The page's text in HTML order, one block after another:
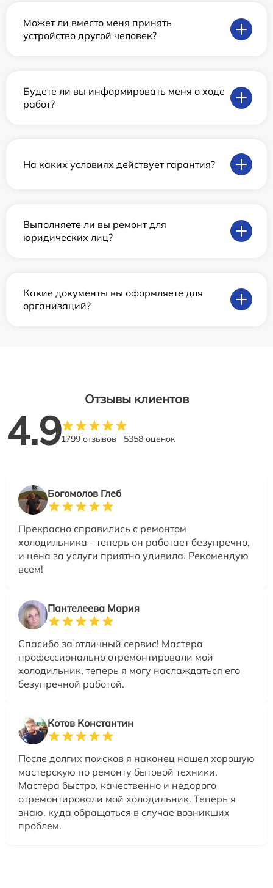
Может ли вместо меня принять
устройство другой человек?
Будете ли вы информировать меня о ходе
работ?
На каких условиях действует гарантия?
Выполняете ли вы ремонт для
юридических лиц?
Какие документы вы оформляете для
организаций?
Отзывы клиентов
4.91799 отзывов 5358 оценок
Богомолов Глеб
Прекрасно справились с ремонтом
холодильника - теперь он работает безупречно,
и цена за услуги приятно удивила. Рекомендую
всем!
Пантелеева Мария
Спасибо за отличный сервис! Мастера
профессионально отремонтировали мой
холодильник, теперь я могу наслаждаться его
безупречной работой.
Котов Константин
После долгих поисков я наконец нашел хорошую
мастерскую по ремонту бытовой техники.
Мастера быстро, качественно и недорого
отремонтировали мой холодильник. Теперь я
знаю, куда обращаться в случае возникших
проблем.